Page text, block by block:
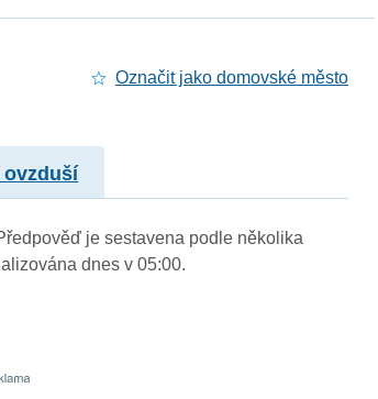
Označit jako domovské město
ovzduší
je sestavena podle několika
dnes v 05:00.